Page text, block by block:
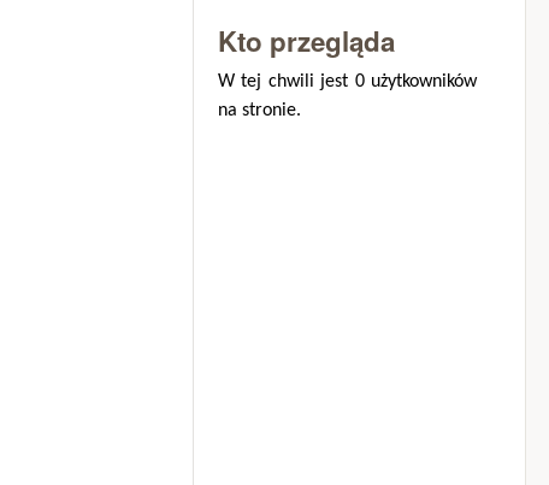
Kto przegląda
W tej chwili jest 0 użytkowników
na stronie.